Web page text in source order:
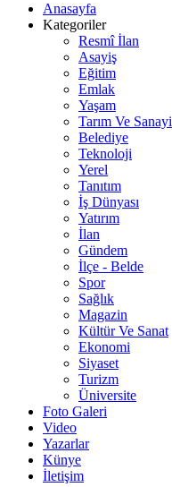
Anasayfa
Kategoriler
Resmî İlan
Asayiş
Eğitim
Emlak
Yaşam
Tarım Ve Sanayi
Belediye
Teknoloji
Yerel
Tanıtım
İş Dünyası
Yatırım
İlan
Gündem
İlçe - Belde
Spor
Sağlık
Magazin
Kültür Ve Sanat
Ekonomi
Siyaset
Turizm
Üniversite
Foto Galeri
Video
Yazarlar
Künye
İletişim